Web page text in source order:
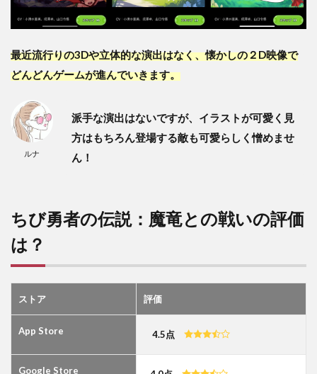
最近流行りの3Dや立体的な演出はなく、懐かしの２D映像で
どんどんゲームが進んでいきます。
ルナ
派手な演出はないですが、イラストが可愛く見
方はもちろん登場する敵も可愛らしく憎めませ
ん！
ちび勇者の伝説：魔竜との戦いの評価
は？
ストア 評価
App Store 4.5点
Google Store